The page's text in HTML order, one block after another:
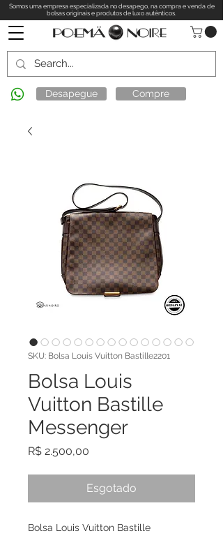
Somos uma empresa especializada no desapego, na compra e venda de
bolsas originais e produtos de luxo autênticos.
Desapegue Compre
SKU: Bolsa Louis Vuitton Bastille2201
Bolsa Louis
Vuitton Bastille
Messenger
R$ 2.500,00
Esgotado
Bolsa Louis Vuitton Bastille